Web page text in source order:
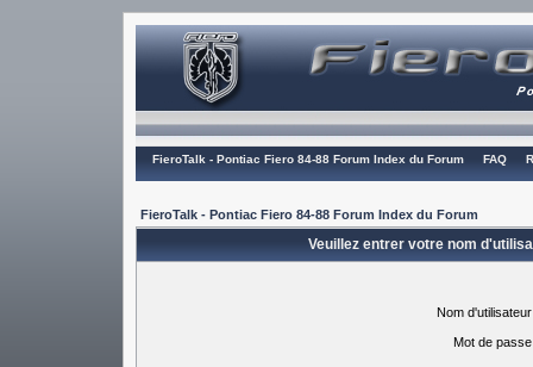
FieroTalk - Pontiac Fiero 84-88 Forum Index du Forum FAQ
FieroTalk - Pontiac Fiero 84-88 Forum Index du Forum
Veuillez entrer votre nom
Nom
Mot de